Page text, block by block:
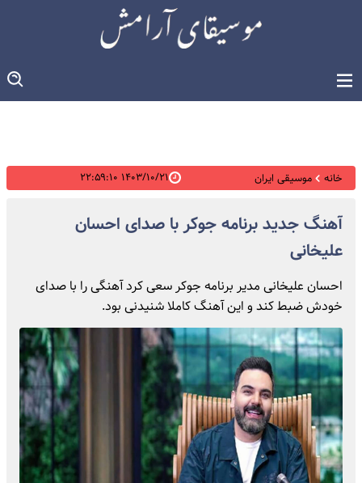
خانه موسیقی ایران ۱۴۰۳/۱۰/۲۱ ۲۲:۵۹:۱۰
آهنگ جدید برنامه جوکر با صدای احسان
علیخانی
احسان علیخانی مدیر برنامه جوکر سعی کرد آهنگی را با صدای
خودش ضبط کند و این آهنگ کاملا شنیدنی بود.